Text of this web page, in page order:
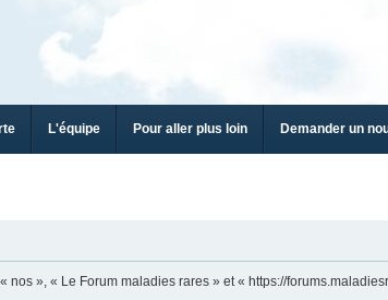
L'équipe Pour aller plus loin Demander un
», « Le Forum maladies rares » et « https://